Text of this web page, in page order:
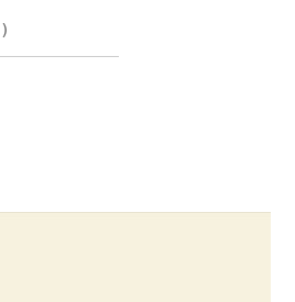
)